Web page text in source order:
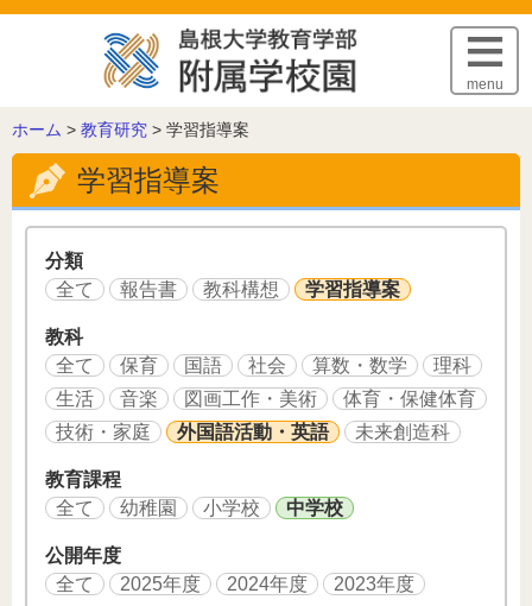
このページの本文へ
menu
こ
の
ー
ジ
ホーム > 教育研究 > 学習指導案
学習指導案
分類
全て
報告書 教科構想 学習指導案
教科
全て
保育 国語 社会 算数・数学
理科
生活
音楽 図画工作・美術
体育・保健体育
技術・家庭
外国語活動・英語 未来創造科
教育課程
全て
幼稚園 小学校 中学校
公開年度
全て
2025年度 2024年度
2023年度